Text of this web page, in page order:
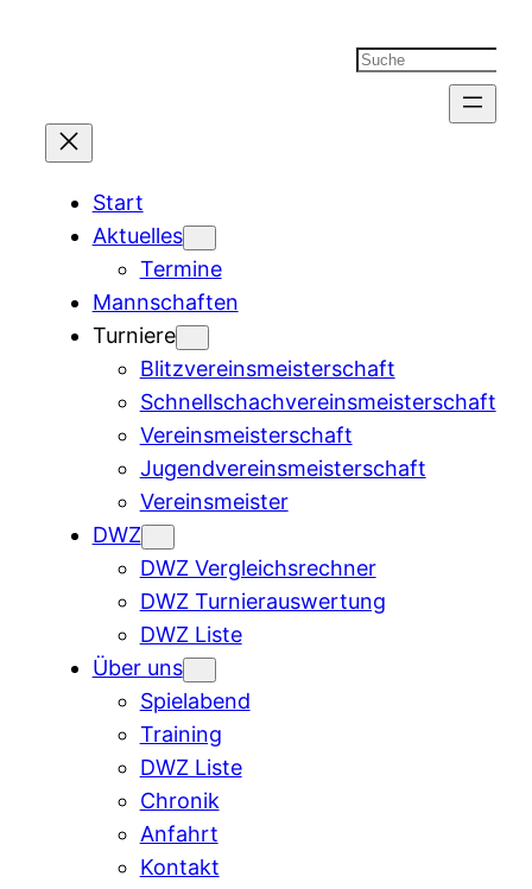
Suchen
Start
Aktuelles
Termine
Mannschaften
Turniere
Blitzvereinsmeisterschaft
Schnellschachvereinsmeisterschaft
Vereinsmeisterschaft
Jugendvereinsmeisterschaft
Vereinsmeister
DWZ
DWZ Vergleichsrechner
DWZ Turnierauswertung
DWZ Liste
Über uns
Spielabend
Training
DWZ Liste
Chronik
Anfahrt
Kontakt